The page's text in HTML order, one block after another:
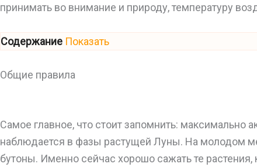
принимать во внимание и природу, температуру
Содержание Показать
Общие правила
Самое главное, что стоит запомнить: максимально
наблюдается в фазы растущей Луны. На молодом
бутоны. Именно сейчас хорошо сажать те